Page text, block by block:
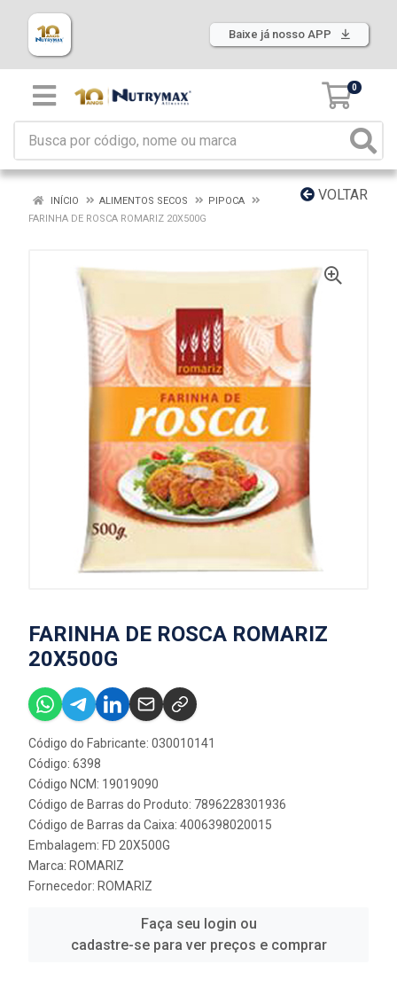
Baixe já nosso APP
0
VOLTAR
INÍCIO ALIMENTOS SECOS
PIPOCA
FARINHA DE ROSCA ROMARIZ 20X500G
FARINHA DE ROSCA ROMARIZ
20X500G
Código do Fabricante: 030010141
Código: 6398
Código NCM: 19019090
Código de Barras do Produto: 7896228301936
Código de Barras da Caixa: 4006398020015
Embalagem: FD 20X500G
Marca: ROMARIZ
Fornecedor: ROMARIZ
Faça seu login ou
cadastre-se para ver preços e comprar